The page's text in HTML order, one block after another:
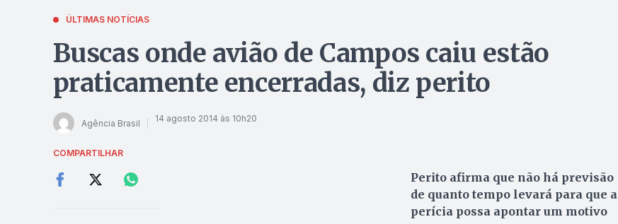
ÚLTIMAS NOTÍCIAS
Buscas onde avião de Campos caiu estão
praticamente encerradas, diz perito
Agência Brasil 14 agosto 2014 às 10h20
COMPARTILHAR
Perito afirma que não há previsão
de quanto tempo levará para que a
perícia possa apontar um motivo